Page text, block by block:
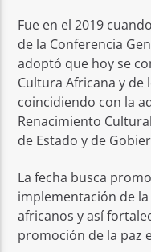
Fue en el 2019
de la Conferencia
adoptó que hoy se
Cultura Africana y de
coincidiendo con la
Renacimiento
de Estado y de
La fecha busca
implementación de
africanos y así
promoción de la paz